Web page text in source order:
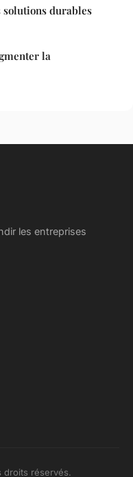
solutions durables
la
les entreprises
droits réservés.